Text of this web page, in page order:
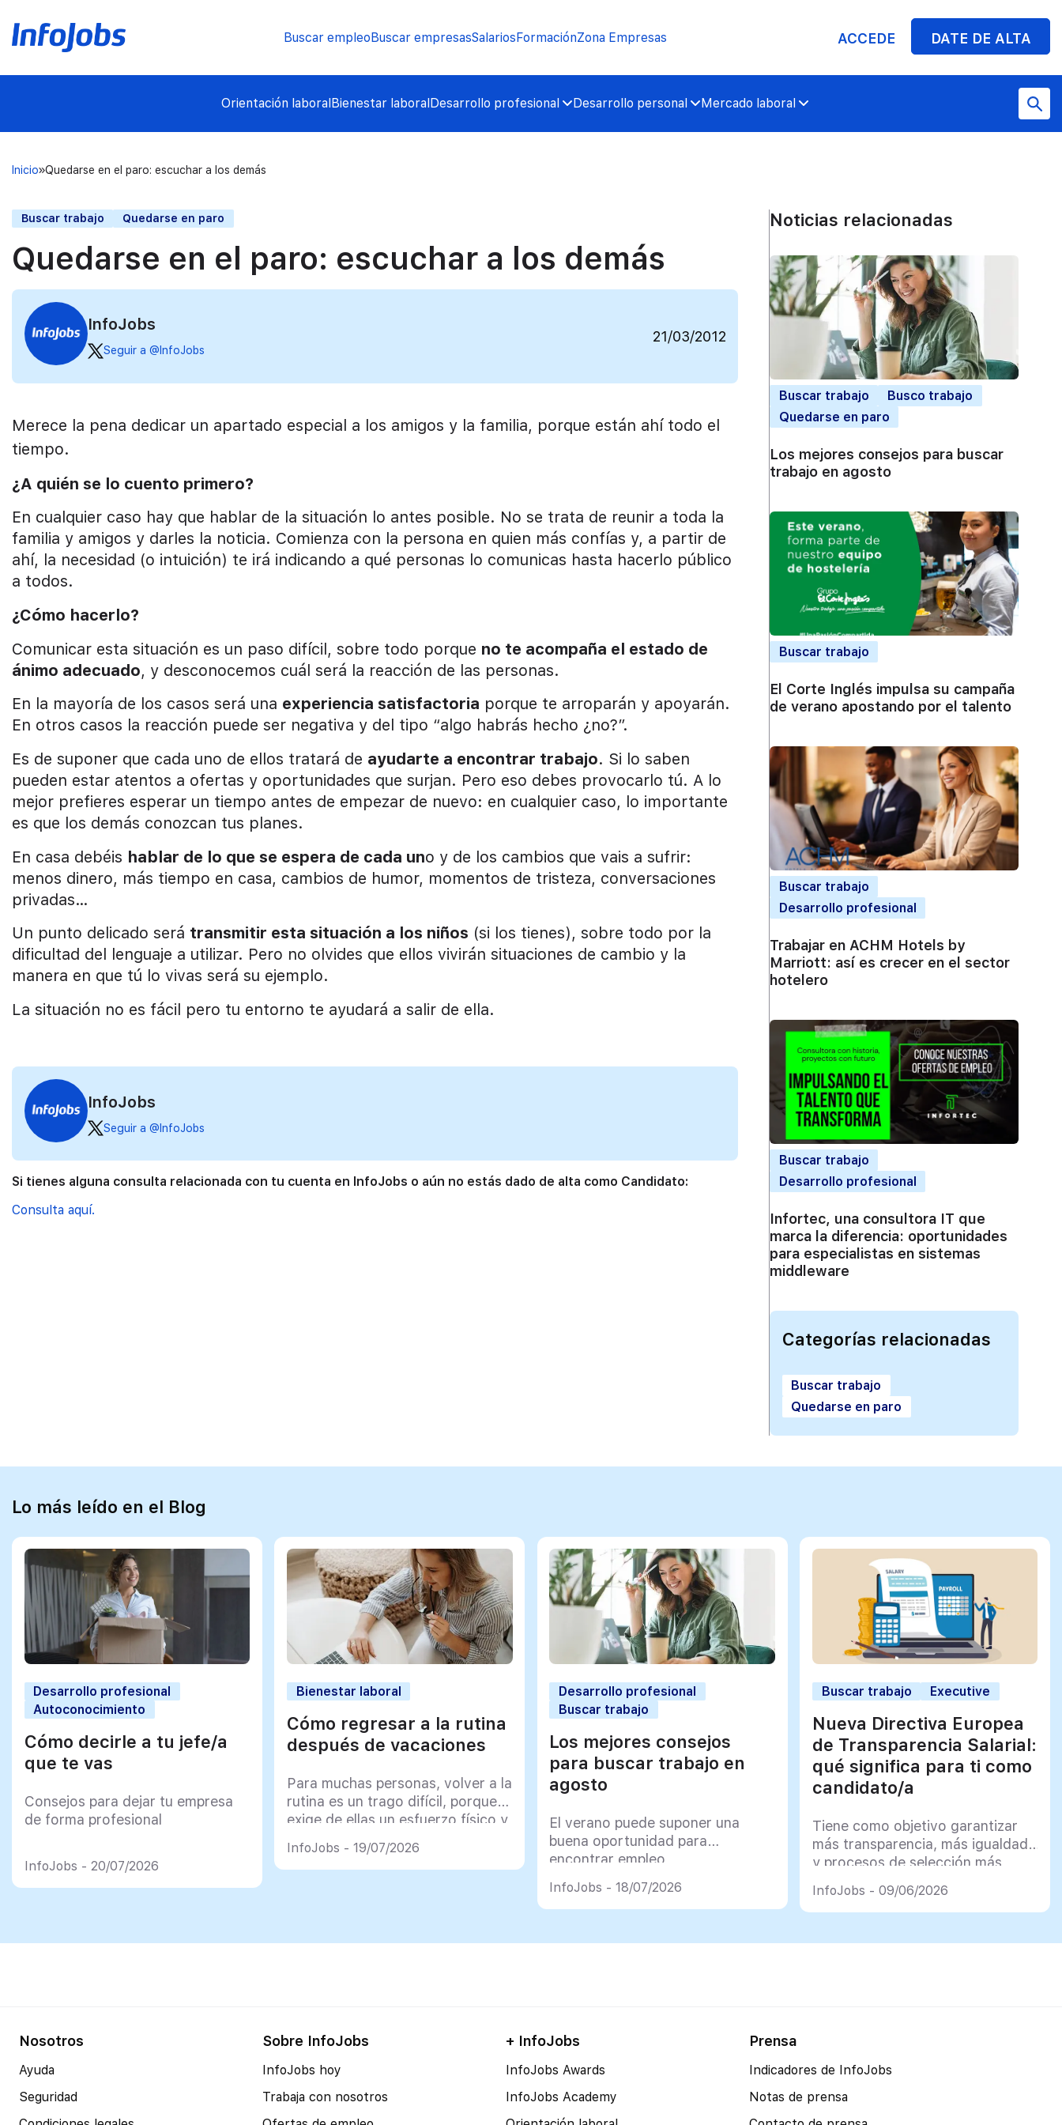
Buscar empleoBuscar empresasSalariosFormaciónZona Empresas ACCEDE DATE DE ALTA
Orientación laboralBienestar laboralDesarrollo profesional Desarrollo personal Mercado laboral
Inicio Quedarse en el paro: escuchar a los demás
Buscar trabajo Quedarse en paro
Quedarse en el paro: escuchar a los demás
InfoJobs
Seguir a @InfoJobs
21/03/2012
Merece la pena dedicar un apartado especial a los amigos y la familia, porque están ahí todo el
tiempo.
¿A quién se lo cuento primero?
En cualquier caso hay que hablar de la situación lo antes posible. No se trata de reunir a toda la
familia y amigos y darles la noticia. Comienza con la persona en quien más confías y, a partir de
ahí, la necesidad (o intuición) te irá indicando a qué personas lo comunicas hasta hacerlo público
a todos.
¿Cómo hacerlo?
Comunicar esta situación es un paso difícil, sobre todo porque no te acompaña el estado de
ánimo adecuado, y desconocemos cuál será la reacción de las personas.
En la mayoría de los casos será una experiencia satisfactoria porque te arroparán y apoyarán.
En otros casos la reacción puede ser negativa y del tipo “algo habrás hecho ¿no?”.
Es de suponer que cada uno de ellos tratará de ayudarte a encontrar trabajo. Si lo saben
pueden estar atentos a ofertas y oportunidades que surjan. Pero eso debes provocarlo tú. A lo
mejor prefieres esperar un tiempo antes de empezar de nuevo: en cualquier caso, lo importante
es que los demás conozcan tus planes.
En casa debéis hablar de lo que se espera de cada uno y de los cambios que vais a sufrir:
menos dinero, más tiempo en casa, cambios de humor, momentos de tristeza, conversaciones
privadas…
Un punto delicado será transmitir esta situación a los niños (si los tienes), sobre todo por la
dificultad del lenguaje a utilizar. Pero no olvides que ellos vivirán situaciones de cambio y la
manera en que tú lo vivas será su ejemplo.
La situación no es fácil pero tu entorno te ayudará a salir de ella.
InfoJobs
Seguir a @InfoJobs
Si tienes alguna consulta relacionada con tu cuenta en InfoJobs o aún no estás dado de alta como Candidato:
Consulta aquí.
Noticias relacionadas
Buscar trabajo
Busco trabajo
Quedarse en paro
Los mejores consejos para buscar
trabajo en agosto
Buscar trabajo
El Corte Inglés impulsa su campaña
de verano apostando por el talento
Buscar trabajo
Desarrollo profesional
Trabajar en ACHM Hotels by
Marriott: así es crecer en el sector
hotelero
Buscar trabajo
Desarrollo profesional
Infortec, una consultora IT que
marca la diferencia: oportunidades
para especialistas en sistemas
middleware
Categorías relacionadas
Buscar trabajo
Quedarse en paro
Lo más leído en el Blog
Desarrollo profesional
Autoconocimiento
Cómo decirle a tu jefe/a
que te vas
Consejos para dejar tu empresa
de forma profesional
InfoJobs - 20/07/2026
Bienestar laboral
Cómo regresar a la rutina
después de vacaciones
Para muchas personas, volver a la
rutina es un trago difícil, porque
exige de ellas un esfuerzo físico y
InfoJobs - 19/07/2026
Desarrollo profesional
Buscar trabajo
Los mejores consejos
para buscar trabajo en
agosto
El verano puede suponer una
buena oportunidad para
encontrar empleo
InfoJobs - 18/07/2026
Buscar trabajo Executive
Nueva Directiva Europea
de Transparencia Salarial:
qué significa para ti como
candidato/a
Tiene como objetivo garantizar
más transparencia, más igualdad
y procesos de selección más
InfoJobs - 09/06/2026
Nosotros
Ayuda
Seguridad
Sobre InfoJobs
InfoJobs hoy
Trabaja con nosotros
+ InfoJobs
InfoJobs Awards
InfoJobs Academy
Prensa
Indicadores de InfoJobs
Notas de prensa